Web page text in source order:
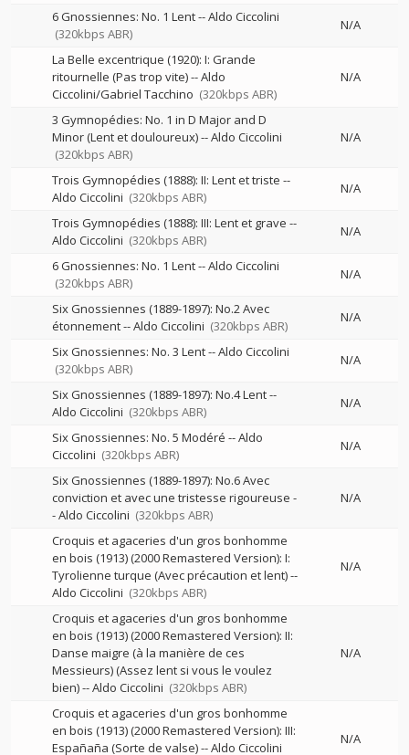
6 Gnossiennes: No. 1 Lent--Aldo Ciccolini
(320kbps ABR)
N/A
La Belle excentrique (1920): I: Grande
ritournelle (Pas trop vite)--Aldo
Ciccolini/Gabriel Tacchino (320kbps ABR)
N/A
3 Gymnopédies: No. 1 in D Major and D
Minor (Lent et douloureux)--Aldo Ciccolini
(320kbps ABR)
N/A
Trois Gymnopédies (1888): II: Lent et triste --
Aldo Ciccolini (320kbps ABR)
N/A
Trois Gymnopédies (1888): III: Lent et grave --
Aldo Ciccolini (320kbps ABR)
N/A
6 Gnossiennes: No. 1 Lent--Aldo Ciccolini
(320kbps ABR)
N/A
Six Gnossiennes (1889-1897): No.2 Avec
étonnement--Aldo Ciccolini (320kbps ABR)
N/A
Six Gnossiennes: No. 3 Lent--Aldo Ciccolini
(320kbps ABR)
N/A
Six Gnossiennes (1889-1897): No.4 Lent--
Aldo Ciccolini (320kbps ABR)
N/A
Six Gnossiennes: No. 5 Modéré --Aldo
Ciccolini (320kbps ABR)
N/A
Six Gnossiennes (1889-1897): No.6 Avec
conviction et avec une tristesse rigoureuse -
-Aldo Ciccolini (320kbps ABR)
N/A
Croquis et agaceries d'un gros bonhomme
en bois (1913) (2000 Remastered Version): I:
Tyrolienne turque (Avec précaution et lent)--
Aldo Ciccolini (320kbps ABR)
N/A
Croquis et agaceries d'un gros bonhomme
en bois (1913) (2000 Remastered Version): II:
Danse maigre (à la manière de ces
Messieurs) (Assez lent si vous le voulez
bien)--Aldo Ciccolini (320kbps ABR)
N/A
Croquis et agaceries d'un gros bonhomme
en bois (1913) (2000 Remastered Version): III:
Españaña (Sorte de valse)--Aldo Ciccolini
N/A